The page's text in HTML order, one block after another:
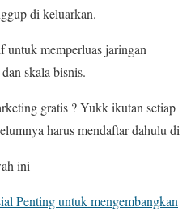
di keluarkan.
untuk memperluas jaringan
skala bisnis.
gratis ? Yukk ikutan setiap
harus mendaftar dahulu di
ini
Penting untuk mengembangkan